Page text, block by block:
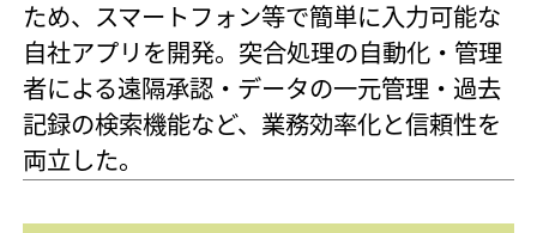
ため、スマートフォン等で簡単に入力可能な
自社アプリを開発。突合処理の自動化・管理
者による遠隔承認・データの一元管理・過去
記録の検索機能など、業務効率化と信頼性を
両立した。